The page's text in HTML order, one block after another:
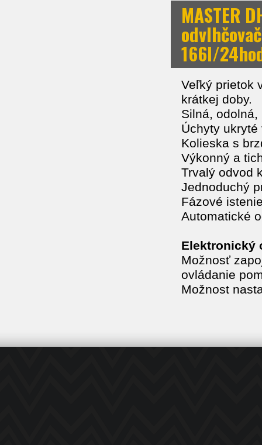
MASTER
166l/
Veľký prietok
krátkej doby.
Silná,
Úchyty
Kolieska s
Výkonný a
Trvalý odvod
Jednoduchý
Fázové
Automatické
Elektronický
Možnosť
ovládanie
Možnost